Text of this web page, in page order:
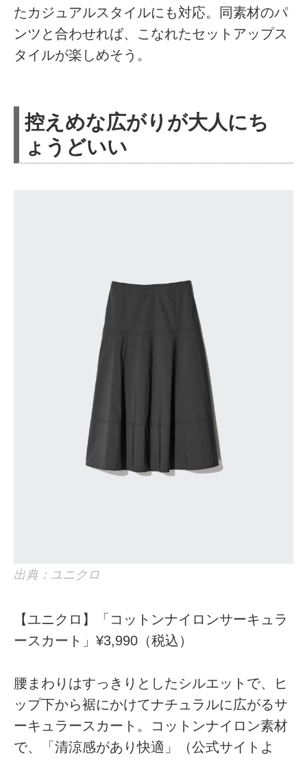
たカジュアルスタイルにも対応。同素材のパ
ンツと合わせれば、こなれたセットアップス
タイルが楽しめそう。
控えめな広がりが大人にち
ょうどいい
出典：ユニクロ
【ユニクロ】「コットンナイロンサーキュラ
ースカート」¥3,990（税込）
腰まわりはすっきりとしたシルエットで、ヒ
ップ下から裾にかけてナチュラルに広がるサ
ーキュラースカート。コットンナイロン素材
で、「清涼感があり快適」（公式サイトよ